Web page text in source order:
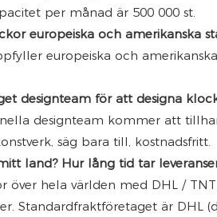
per månad är 500 000 st.
europeiska och amerikanska
europeiska och
designteam för att designa
designteam kommer att
säg bara till, kostnadsfritt.
land? Hur lång tid tar
över hela världen med DHL /
Standardfraktföretaget är DHL